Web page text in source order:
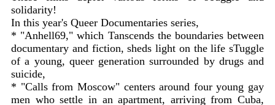
solidarity!
In this year's Queer Documentaries series,
* "Anhell69," which Tanscends the boundaries between
documentary and fiction, sheds light on the life sTuggle
of a young, queer generation surrounded by drugs and
suicide,
* "Calls from Moscow" centers around four young gay
men who settle in an apartment, arriving from Cuba,